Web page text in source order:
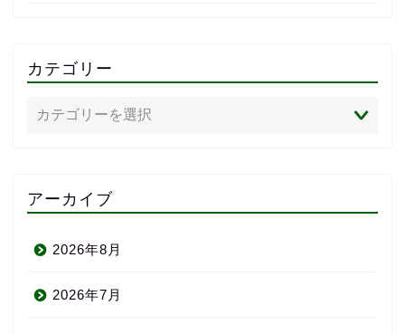
カテゴリー
アーカイブ
2026年8月
2026年7月